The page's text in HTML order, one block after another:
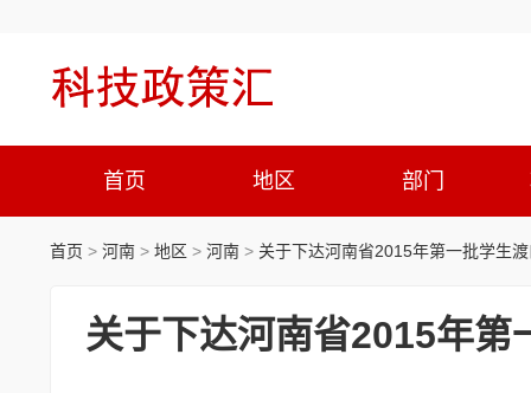
首页 地区 部门
首页 > 河南 > 地区 > 河南 > 关于下达河南省2015年第一批学生
关于下达河南省2015年第